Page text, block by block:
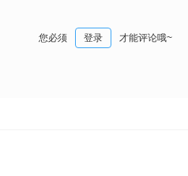
您必须 登录 才能评论哦~